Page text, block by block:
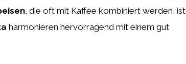
, die oft mit Kaffee kombiniert werden, ist
harmonieren hervorragend mit einem gut